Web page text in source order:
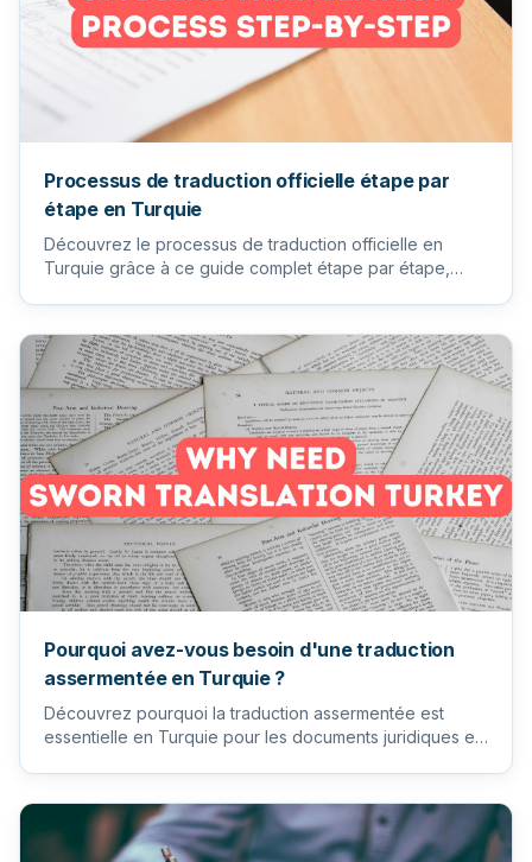
Processus de traduction officielle étape par
étape en Turquie
Découvrez le processus de traduction officielle en
Turquie grâce à ce guide complet étape par étape,
Pourquoi avez-vous besoin d'une traduction
assermentée en Turquie ?
Découvrez pourquoi la traduction assermentée est
essentielle en Turquie pour les documents juridiques et